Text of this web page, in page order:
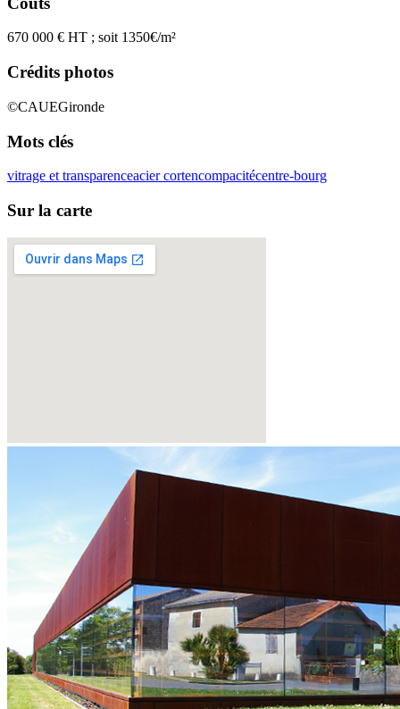
670 000 € HT ; soit 1350€/m²
Crédits photos
©CAUEGironde
Mots clés
vitrage et transparenceacier cortencompacitécentre-bourg
Sur la carte